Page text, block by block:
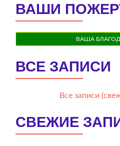
ВАШИ
ВАША
ВСЕ ЗАПИСИ
Все записи
СВЕЖИЕ